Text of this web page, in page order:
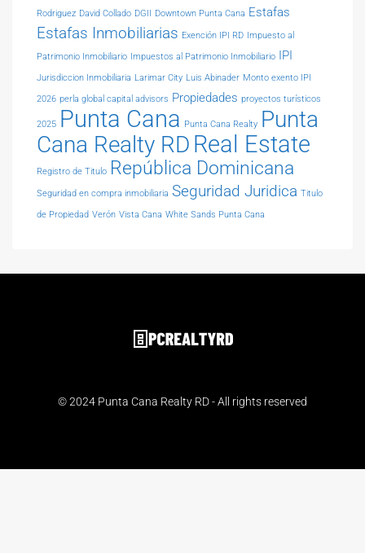
Rodriguez David Collado DGII Downtown Punta Cana Estafas
Estafas Inmobiliarias Exención IPI RD Impuesto al
Patrimonio Inmobiliario Impuestos al Patrimonio Inmobiliario IPI
Jurisdiccion Inmobiliaria Larimar City Luis Abinader Monto exento IPI
2026 perla global capital advisors Propiedades proyectos turísticos
2025 Punta Cana Punta Cana Realty Punta
Cana Realty RD Real Estate
Registro de Titulo República Dominicana
Seguridad en compra inmobiliaria Seguridad Juridica Titulo
de Propiedad Verón Vista Cana White Sands Punta Cana
© 2024 Punta Cana Realty RD - All rights reserved